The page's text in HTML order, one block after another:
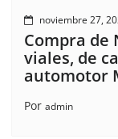
noviembre 27,
Compra de
viales, de
automotor
Por admin